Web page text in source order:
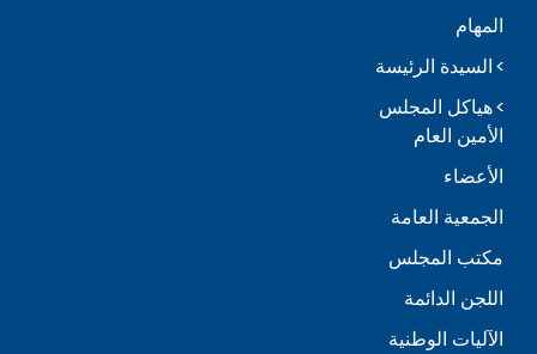
المهام
السيدة الرئيسة
هياكل المجلس
الأمين العام
الأعضاء
الجمعية العامة
مكتب المجلس
اللجن الدائمة
الآليات الوطنية